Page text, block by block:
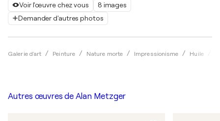
Voir l'œuvre chez vous
8 images
Demander d'autres photos
Galerie d'art Peinture Nature morte Impressionisme Huile
Autres œuvres de Alan Metzger